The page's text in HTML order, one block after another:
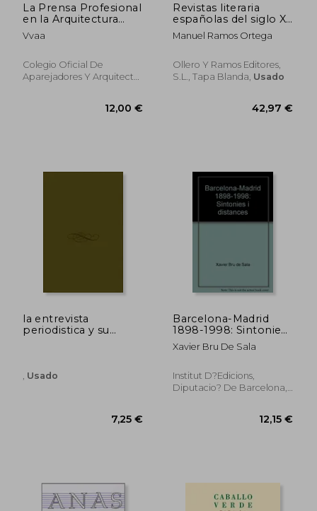
5%
La Prensa Profesional
en la Arquitectura
Técnica Aldeizkaria
Conmemorativa
Vvaa
Colegio Oficial De
Aparejadores Y Arquitectos
Revistas literaria
españolas del siglo XX
(1919-1975), 3 vols.
Manuel Ramos Ortega
Ollero Y Ramos Editores,
S.L., Tapa Blanda, Usado
la entrevista
periodistica y su
Usado
Barcelona-Madrid
1898-1998: Sintonies i
Distances (Catalan
Edition)
Xavier Bru De Sala
Institut D?Edicions,
Diputacio? De Barcelona,,